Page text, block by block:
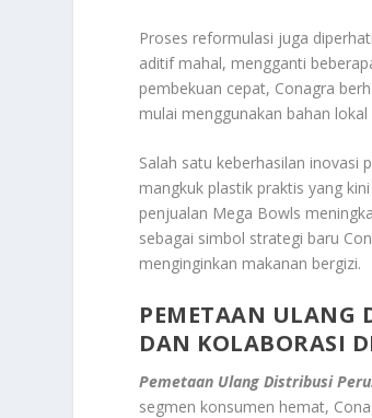
Proses reformulasi juga
aditif mahal, mengganti
pembekuan cepat, Conagra
mulai menggunakan bahan
Salah satu keberhasilan inovasi
mangkuk plastik praktis yang
penjualan Mega Bowls
sebagai simbol strategi baru
menginginkan makanan bergizi.
PEMETAAN ULANG
DAN KOLABORASI
Pemetaan Ulang Distribusi
segmen konsumen hemat,